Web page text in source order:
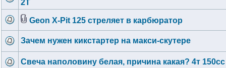
2T
Geon X-Pit 125 стреляет в карбюратор
Зачем нужен кикстартер на макси-скутере
Свеча наполовину белая, причина какая? 4т